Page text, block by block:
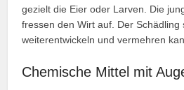
gezielt die Eier oder Larven. Die
fressen den Wirt auf. Der Schädling
weiterentwickeln und vermehren
Chemische Mittel mit